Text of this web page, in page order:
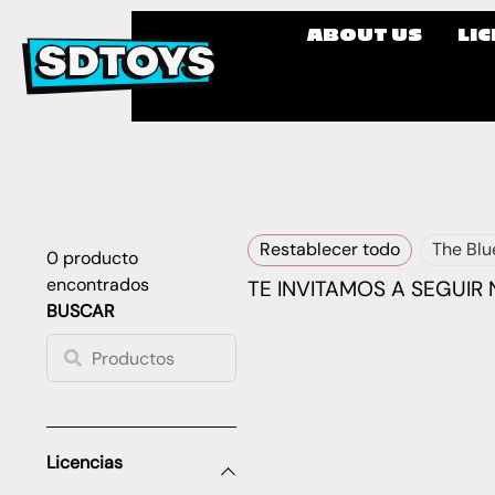
ABOUT US
0 producto
encontrados
BUSCAR
Licencias
Restablecer todo The
TE INVITAMOS A SEGUIR